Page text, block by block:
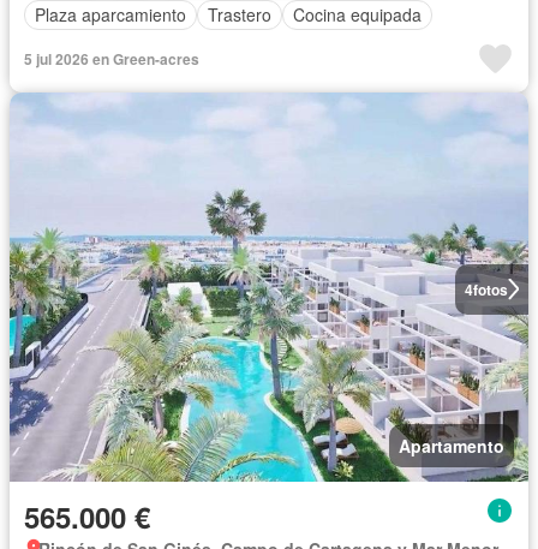
Plaza aparcamiento
Trastero Cocina equipada
5 jul 2026 en Green-acres
4fotos
Apartamento
565.000 €